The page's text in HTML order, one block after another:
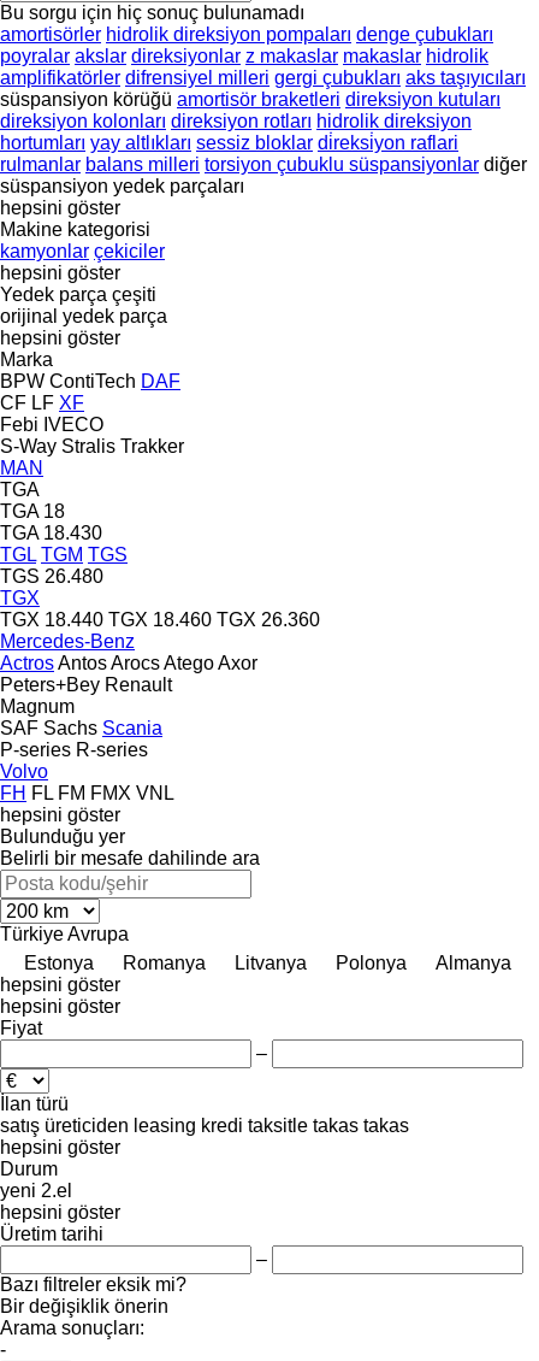
Bu sorgu için hiç sonuç bulunamadı
amortisörler hidrolik direksiyon pompaları denge çubukları
poyralar akslar direksiyonlar z makaslar makaslar hidrolik
amplifikatörler difrensiyel milleri gergi çubukları aks taşıyıcıları
süspansiyon körüğü amortisör braketleri direksiyon kutuları
direksiyon kolonları direksiyon rotları hidrolik direksiyon
hortumları yay altlıkları sessiz bloklar di̇reksi̇yon raflari
rulmanlar balans milleri torsiyon çubuklu süspansiyonlar diğer
süspansiyon yedek parçaları
hepsini göster
Makine kategorisi
kamyonlar çekiciler
hepsini göster
Yedek parça çeşiti
orijinal yedek parça
hepsini göster
Marka
BPW ContiTech DAF
CF LF XF
Febi IVECO
S-Way Stralis Trakker
MAN
TGA
TGA 18
TGA 18.430
TGL TGM TGS
TGS 26.480
TGX
TGX 18.440 TGX 18.460 TGX 26.360
Mercedes-Benz
ActrosAntosArocsAtegoAxor
Peters+Bey Renault
Magnum
SAF Sachs Scania
P-series R-series
Volvo
FH FL FM FMX VNL
hepsini göster
Bulunduğu yer
Belirli bir mesafe dahilinde ara
TürkiyeAvrupa
Estonya
Romanya Litvanya Polonya
Almanya
hepsini göster
hepsini göster
Fiyat
–
İlan türü
satış üreticiden leasing kredi taksitle takas takas
hepsini göster
Durum
yeni 2.el
hepsini göster
Üretim tarihi
–
Bazı filtreler eksik mi?
Bir değişiklik önerin
Arama sonuçları:
-